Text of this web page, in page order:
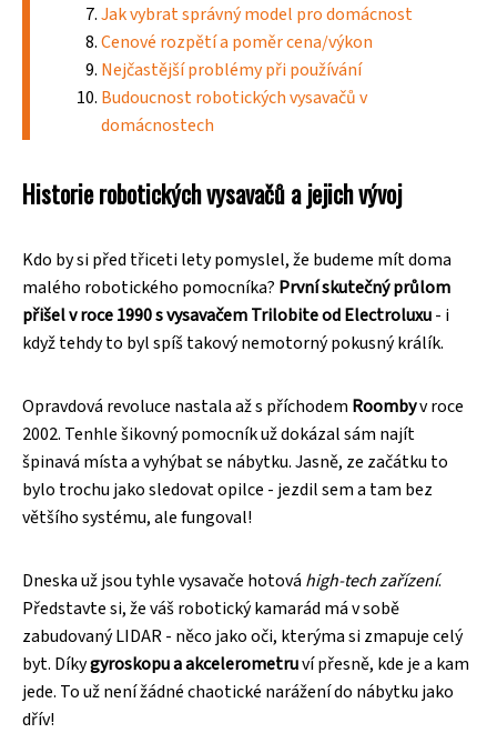
Jak vybrat správný model pro domácnost
Cenové rozpětí a poměr cena/výkon
Nejčastější problémy při používání
Budoucnost robotických vysavačů v
domácnostech
Historie robotických vysavačů a jejich vývoj
Kdo by si před třiceti lety pomyslel, že budeme mít doma
malého robotického pomocníka? První skutečný průlom
přišel v roce 1990 s vysavačem Trilobite od Electroluxu- i
když tehdy to byl spíš takový nemotorný pokusný králík.
Opravdová revoluce nastala až s příchodem Roombyv roce
2002. Tenhle šikovný pomocník už dokázal sám najít
špinavá místa a vyhýbat se nábytku. Jasně, ze začátku to
bylo trochu jako sledovat opilce - jezdil sem a tam bez
většího systému, ale fungoval!
Dneska už jsou tyhle vysavače hotová high-tech zařízení.
Představte si, že váš robotický kamarád má v sobě
zabudovaný LIDAR - něco jako oči, kterýma si zmapuje celý
byt. Díkygyroskopu a akcelerometruví přesně, kde je a kam
jede. To už není žádné chaotické narážení do nábytku jako
dřív!